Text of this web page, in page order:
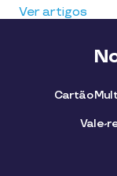
Ver artigos
Cartão
Vale-